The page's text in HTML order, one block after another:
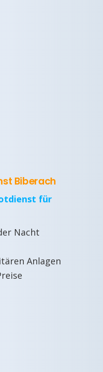
Biberach
für
Nacht
Anlagen